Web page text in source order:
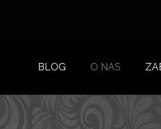
BLOG O NAS